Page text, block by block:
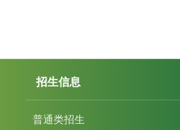
招生信息
普通类招生